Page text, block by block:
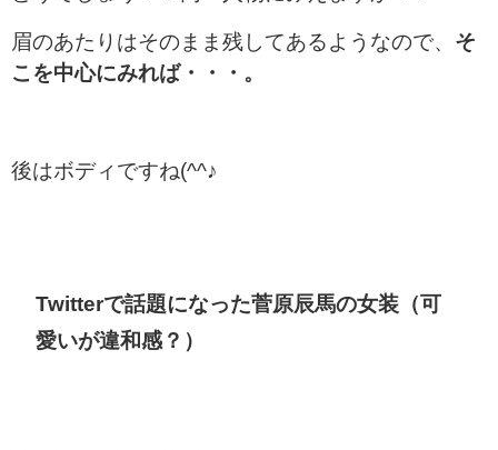
眉のあたりはそのまま残してあるようなので、 そ
こを中心にみれば・・・。
後はボディですね(^^♪
Twitterで話題になった菅原辰馬の女装（可
愛いが違和感？）